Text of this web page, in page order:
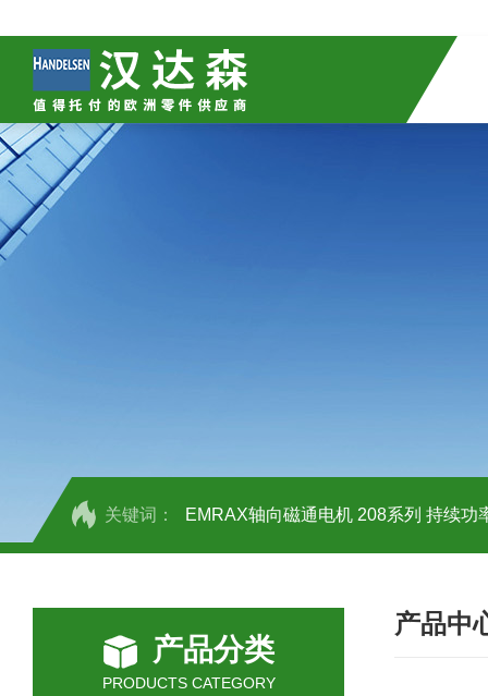
关键词： EMRAX轴向磁通电机 208系列 持续功
OEMER三相同步电机MTES 132SB/2
OEMER三相同步电机MTES 160MA/2
产品分类
PRODUCTS CATEGORY
产品中